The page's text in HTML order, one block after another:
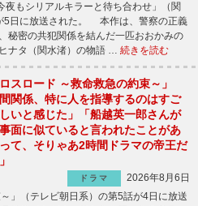
もシリアルキラーと待ち合わせ」（関
5日に放送された。 本作は、警察の正義
秘密の共犯関係を結んだ一匹おおかみの
ナタ（関水渚）の物語 … 続きを読む
ロスロード ～救命救急の約束～」
間関係、特に人を指導するのはすご
いと感じた」「船越英一郎さんが
事面に似ていると言われたことがあ
て、そりゃあ2時間ドラマの帝王だ
ドラマ
2026年8月6日
」（テレビ朝日系）の第5話が4日に放送